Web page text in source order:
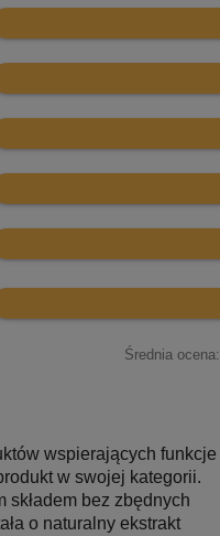
Średnia ocena:
wspierających funkcje
w swojej kategorii.
składem bez zbędnych
o naturalny ekstrakt